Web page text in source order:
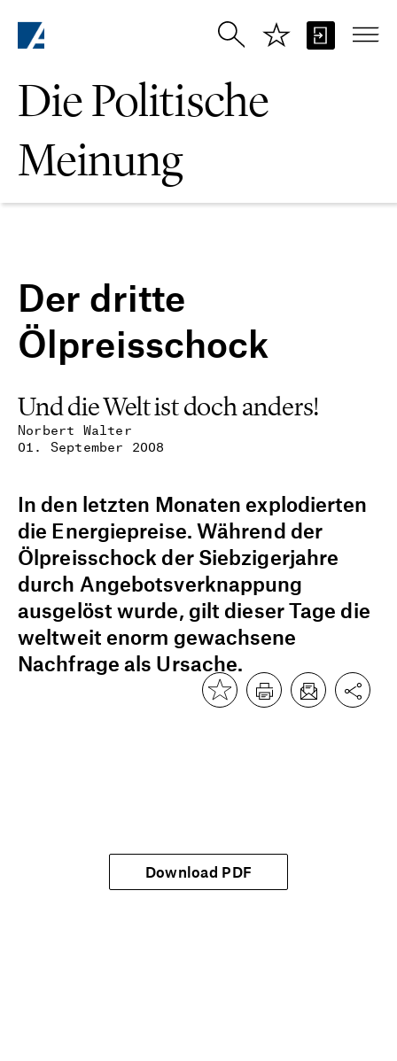
Die Politische
Meinung
Der dritte
Ölpreisschock
Norbert Walter
01. September 2008
Und die Welt ist doch anders!
In den letzten Monaten explodierten
die Energiepreise. Während der
Ölpreisschock der Siebzigerjahre
durch Angebotsverknappung
ausgelöst wurde, gilt dieser Tage die
weltweit enorm gewachsene
Nachfrage als Ursache.
Download PDF